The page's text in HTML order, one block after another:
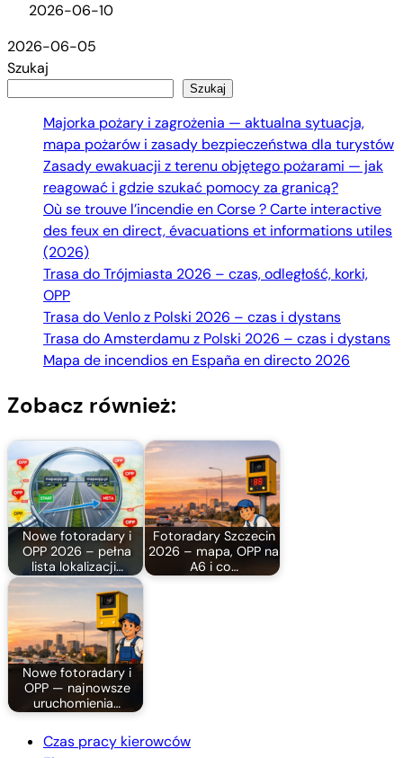
2026-06-10
2026-06-05
Szukaj
Szukaj
Majorka pożary i zagrożenia — aktualna sytuacja,
mapa pożarów i zasady bezpieczeństwa dla turystów
Zasady ewakuacji z terenu objętego pożarami — jak
reagować i gdzie szukać pomocy za granicą?
Où se trouve l’incendie en Corse ? Carte interactive
des feux en direct, évacuations et informations utiles
(2026)
Trasa do Trójmiasta 2026 – czas, odległość, korki,
OPP
Trasa do Venlo z Polski 2026 – czas i dystans
Trasa do Amsterdamu z Polski 2026 – czas i dystans
Mapa de incendios en España en directo 2026
Zobacz również:
Nowe fotoradary i
OPP 2026 – pełna
lista lokalizacji…
Fotoradary Szczecin
2026 – mapa, OPP na
A6 i co…
Nowe fotoradary i
OPP — najnowsze
uruchomienia…
Czas pracy kierowców